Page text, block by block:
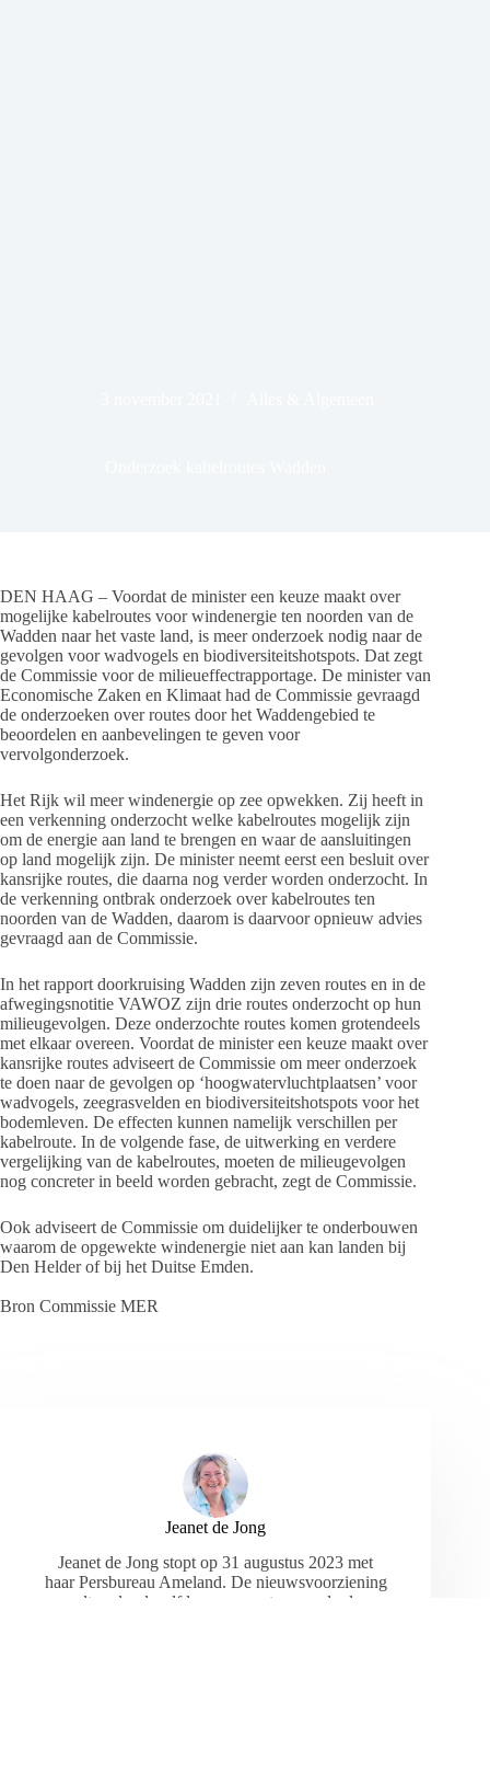
DEN HAAG – Voordat de minister een keuze maakt over
mogelijke kabelroutes voor windenergie ten noorden van de
Wadden naar het vaste land, is meer onderzoek nodig naar de
gevolgen voor wadvogels en biodiversiteitshotspots. Dat zegt
de Commissie voor de milieueffectrapportage. De minister van
Economische Zaken en Klimaat had de Commissie gevraagd
de onderzoeken over routes door het Waddengebied te
beoordelen en aanbevelingen te geven voor
vervolgonderzoek.
Het Rijk wil meer windenergie op zee opwekken. Zij heeft in
een verkenning onderzocht welke kabelroutes mogelijk zijn
om de energie aan land te brengen en waar de aansluitingen
op land mogelijk zijn. De minister neemt eerst een besluit over
kansrijke routes, die daarna nog verder worden onderzocht. In
de verkenning ontbrak onderzoek over kabelroutes ten
noorden van de Wadden, daarom is daarvoor opnieuw advies
gevraagd aan de Commissie.
In het rapport doorkruising Wadden zijn zeven routes en in de
afwegingsnotitie VAWOZ zijn drie routes onderzocht op hun
milieugevolgen. Deze onderzochte routes komen grotendeels
met elkaar overeen. Voordat de minister een keuze maakt over
kansrijke routes adviseert de Commissie om meer onderzoek
te doen naar de gevolgen op ‘hoogwatervluchtplaatsen’ voor
wadvogels, zeegrasvelden en biodiversiteitshotspots voor het
bodemleven. De effecten kunnen namelijk verschillen per
kabelroute. In de volgende fase, de uitwerking en verdere
vergelijking van de kabelroutes, moeten de milieugevolgen
nog concreter in beeld worden gebracht, zegt de Commissie.
Ook adviseert de Commissie om duidelijker te onderbouwen
waarom de opgewekte windenergie niet aan kan landen bij
Den Helder of bij het Duitse Emden.
Bron Commissie MER
Jeanet de Jong
Jeanet de Jong stopt op 31 augustus 2023 met
haar Persbureau Ameland. De nieuwsvoorziening
wordt onder dezelfde naam, met een ander logo